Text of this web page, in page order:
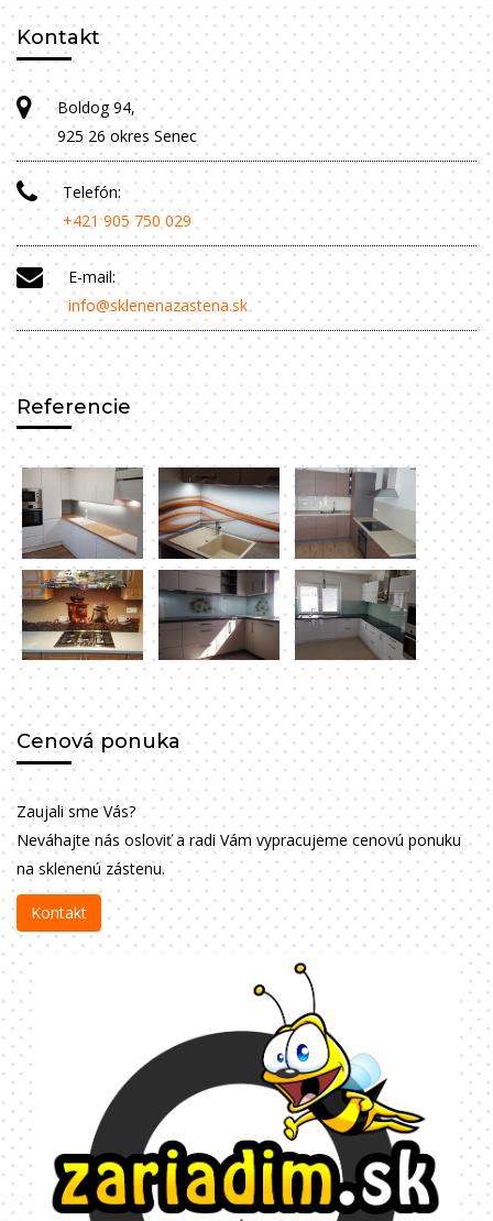
Kontakt
Boldog 94,
925 26 okres Senec
Telefón:
+421 905 750 029
E-mail:
info@sklenenazastena.sk
Referencie
Cenová ponuka
Zaujali sme Vás?
Neváhajte nás osloviť a radi Vám vypracujeme cenovú ponuku
na sklenenú zástenu.
Kontakt